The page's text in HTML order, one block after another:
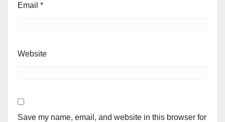
Email *
Website
Save my name, email, and website in this browser for